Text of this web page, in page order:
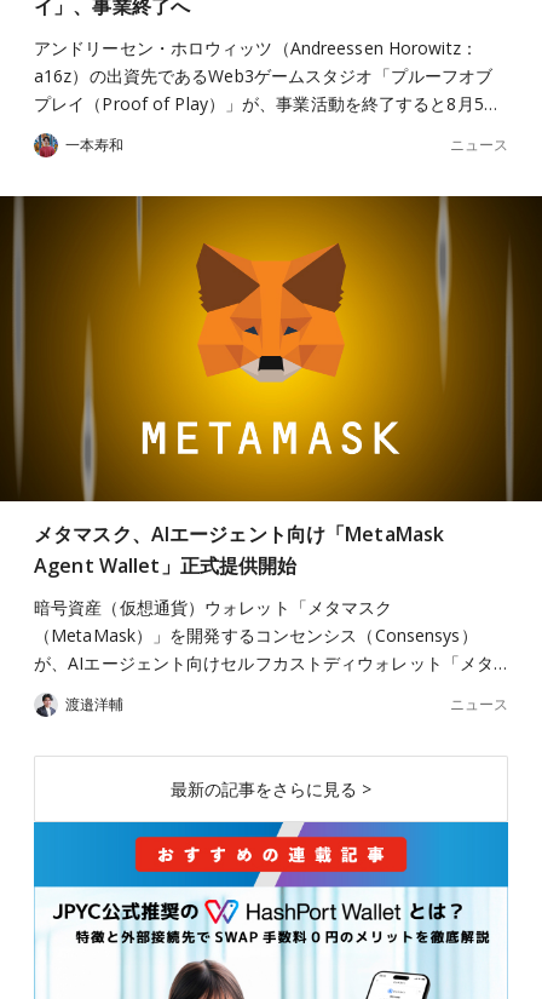
イ」、事業終了へ
アンドリーセン・ホロウィッツ（Andreessen Horowitz：
a16z）の出資先であるWeb3ゲームスタジオ「プルーフオブ
プレイ（Proof of Play）」が、事業活動を終了すると8月5…
一本寿和 ニュース
メタマスク、AIエージェント向け「MetaMask
Agent Wallet」正式提供開始
暗号資産（仮想通貨）ウォレット「メタマスク
（MetaMask）」を開発するコンセンシス（Consensys）
が、AIエージェント向けセルフカストディウォレット「メタ…
渡邉洋輔 ニュース
最新の記事をさらに見る >